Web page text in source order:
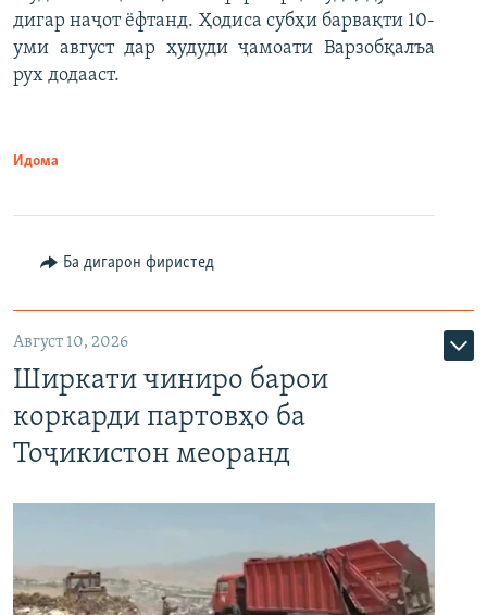
дигар наҷот ёфтанд. Ҳодиса субҳи барвақти 10-
уми август дар ҳудуди ҷамоати Варзобқалъа
рух додааст.
Идома
Ба дигарон фиристед
Август 10, 2026
Ширкати чиниро барои
коркарди партовҳо ба
Тоҷикистон меоранд